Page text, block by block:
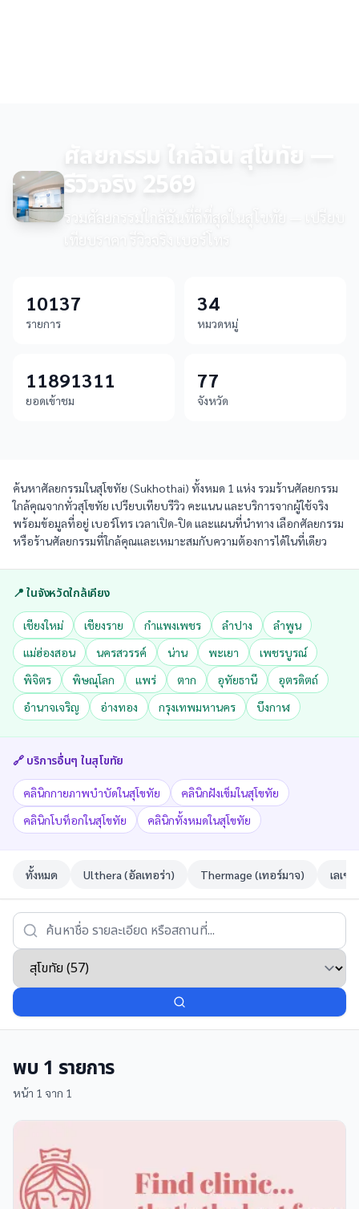
ศัลยกรรม ใกล้ฉัน สุโขทัย —
รีวิวจริง 2569
รวมศัลยกรรมใกล้ฉันที่ดีที่สุดในสุโขทัย — เปรียบ
เทียบราคา รีวิวจริง เบอร์โทร
10137
รายการ
34
หมวดหมู่
11891311
ยอดเข้าชม
77
จังหวัด
ค้นหาศัลยกรรมในสุโขทัย (Sukhothai) ทั้งหมด 1 แห่ง รวมร้านศัลยกรรม
ใกล้คุณจากทั่วสุโขทัย เปรียบเทียบรีวิว คะแนน และบริการจากผู้ใช้จริง
พร้อมข้อมูลที่อยู่ เบอร์โทร เวลาเปิด-ปิด และแผนที่นำทาง เลือกศัลยกรรม
หรือร้านศัลยกรรมที่ใกล้คุณและเหมาะสมกับความต้องการได้ในที่เดียว
📍 ในจังหวัดใกล้เคียง
เชียงใหม่ เชียงราย กำแพงเพชร ลำปาง
ลำพูน
แม่ฮ่องสอน
นครสวรรค์ น่าน พะเยา
เพชรบูรณ์
พิจิตร
พิษณุโลก แพร่ ตาก อุทัยธานี
อุตรดิตถ์
อำนาจเจริญ
อ่างทอง กรุงเทพมหานคร บึงกาฬ
🔗 บริการอื่นๆ ในสุโขทัย
คลินิกกายภาพบำบัดในสุโขทัย
คลินิกฝังเข็มในสุโขทัย
คลินิกโบท็อกในสุโขทัย
คลินิกทั้งหมดในสุโขทัย
ทั้งหมด Ulthera (อัลเทอร่า) Thermage (เทอร์มาจ) เลเซ
พบ 1 รายการ
หน้า 1 จาก 1